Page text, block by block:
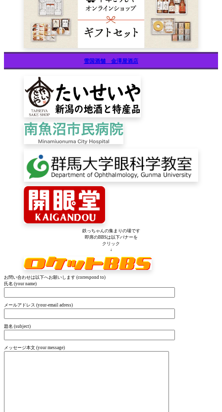
雪国酒舗 金澤屋酒店
鉄っちゃんの集まりの場です
即席のBBSは以下バナーを
クリック
↓
お問い合わせは以下へお願いします (correspond to)
氏名 (your name)
メールアドレス (your-email adress)
題名 (subject)
メッセージ本文 (your message)